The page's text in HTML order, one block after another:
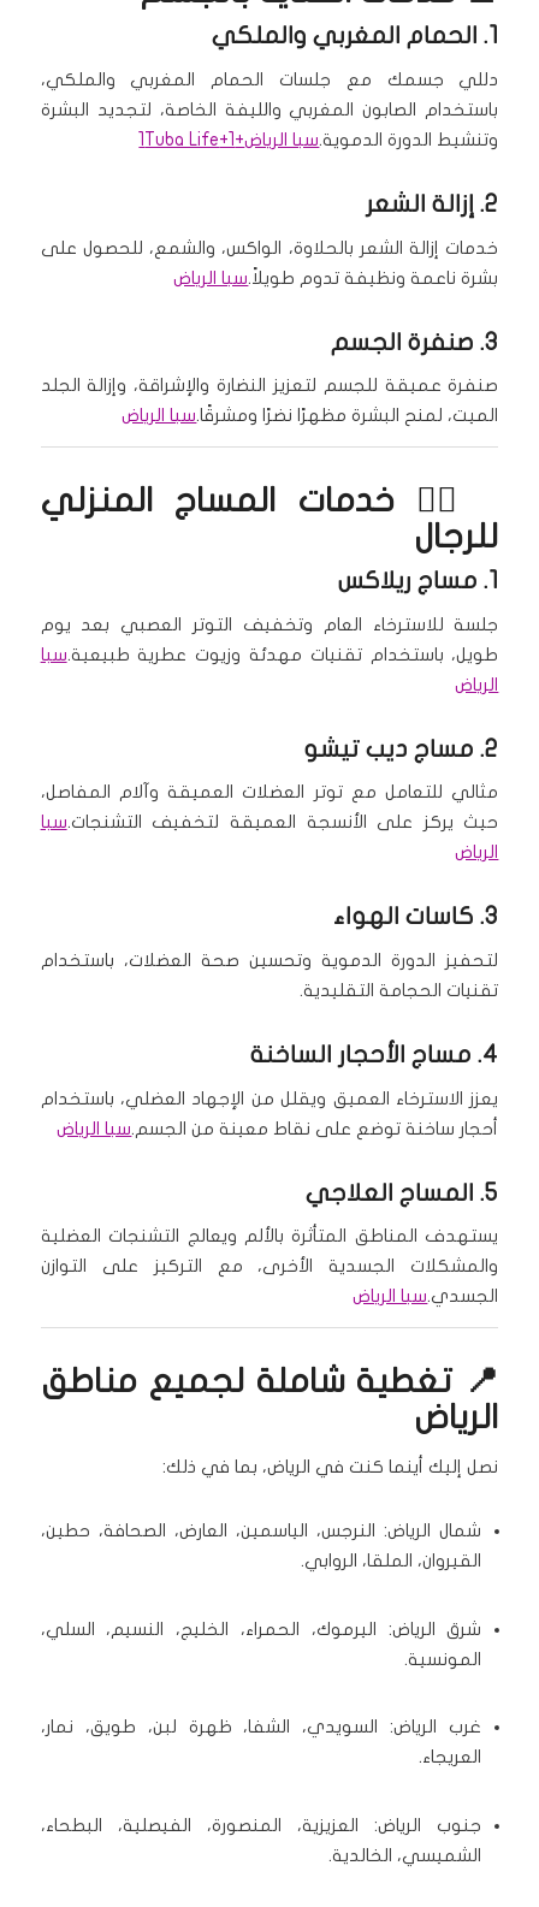
1. الحمام المغربي والملكي
دللي جسمك مع جلسات الحمام المغربي والملكي،
باستخدام الصابون المغربي والليفة الخاصة، لتجديد البشرة
وتنشيط الدورة الدموية.سبا الرياض+1
Tuba Life+1
2. إزالة الشعر
خدمات إزالة الشعر بالحلاوة، الواكس، والشمع، للحصول على
بشرة ناعمة ونظيفة تدوم طويلاً.سبا الرياض
3. صنفرة الجسم
صنفرة عميقة للجسم لتعزيز النضارة والإشراقة، وإزالة الجلد
الميت، لمنح البشرة مظهرًا نضرًا ومشرقًا.سبا الرياض
🧖‍♂️ خدمات المساج المنزلي
للرجال
1. مساج ريلاكس
جلسة للاسترخاء العام وتخفيف التوتر العصبي بعد يوم
طويل، باستخدام تقنيات مهدئة وزيوت عطرية طبيعية.سبا
الرياض
2. مساج ديب تيشو
مثالي للتعامل مع توتر العضلات العميقة وآلام المفاصل،
حيث يركز على الأنسجة العميقة لتخفيف التشنجات.سبا
الرياض
3. كاسات الهواء
لتحفيز الدورة الدموية وتحسين صحة العضلات، باستخدام
تقنيات الحجامة التقليدية.
4. مساج الأحجار الساخنة
يعزز الاسترخاء العميق ويقلل من الإجهاد العضلي، باستخدام
أحجار ساخنة توضع على نقاط معينة من الجسم.سبا الرياض
5. المساج العلاجي
يستهدف المناطق المتأثرة بالألم ويعالج التشنجات العضلية
والمشكلات الجسدية الأخرى، مع التركيز على التوازن
الجسدي.سبا الرياض
📍 تغطية شاملة لجميع مناطق
الرياض
نصل إليك أينما كنت في الرياض، بما في ذلك:
شمال الرياض: النرجس، الياسمين، العارض، الصحافة، حطين،
القيروان، الملقا، الروابي.
شرق الرياض: اليرموك، الحمراء، الخليج، النسيم، السلي،
المونسية.
غرب الرياض: السويدي، الشفا، ظهرة لبن، طويق، نمار،
العريجاء.
جنوب الرياض: العزيزية، المنصورة، الفيصلية، البطحاء،
الشميسي، الخالدية.